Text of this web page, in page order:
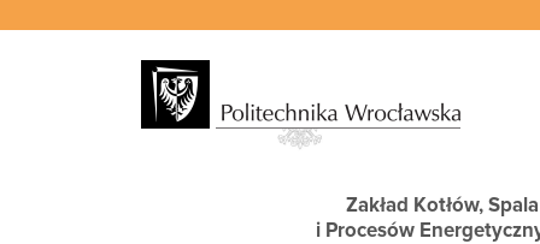
Zakład Kotłów,
i Procesów